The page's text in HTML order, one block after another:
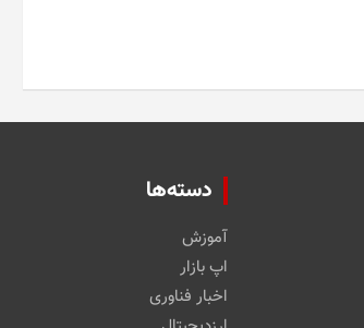
دسته‌ها
آموزش
اپ بازار
اخبار فناوری